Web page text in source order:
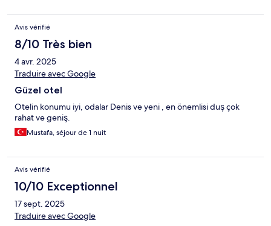
Avis vérifié
8/10 Très bien
4 avr. 2025
Traduire avec Google
Güzel otel
Otelin konumu iyi, odalar Denis ve yeni , en önemlisi duş çok
rahat ve geniş.
Mustafa, séjour de 1 nuit
Avis vérifié
10/10 Exceptionnel
17 sept. 2025
Traduire avec Google